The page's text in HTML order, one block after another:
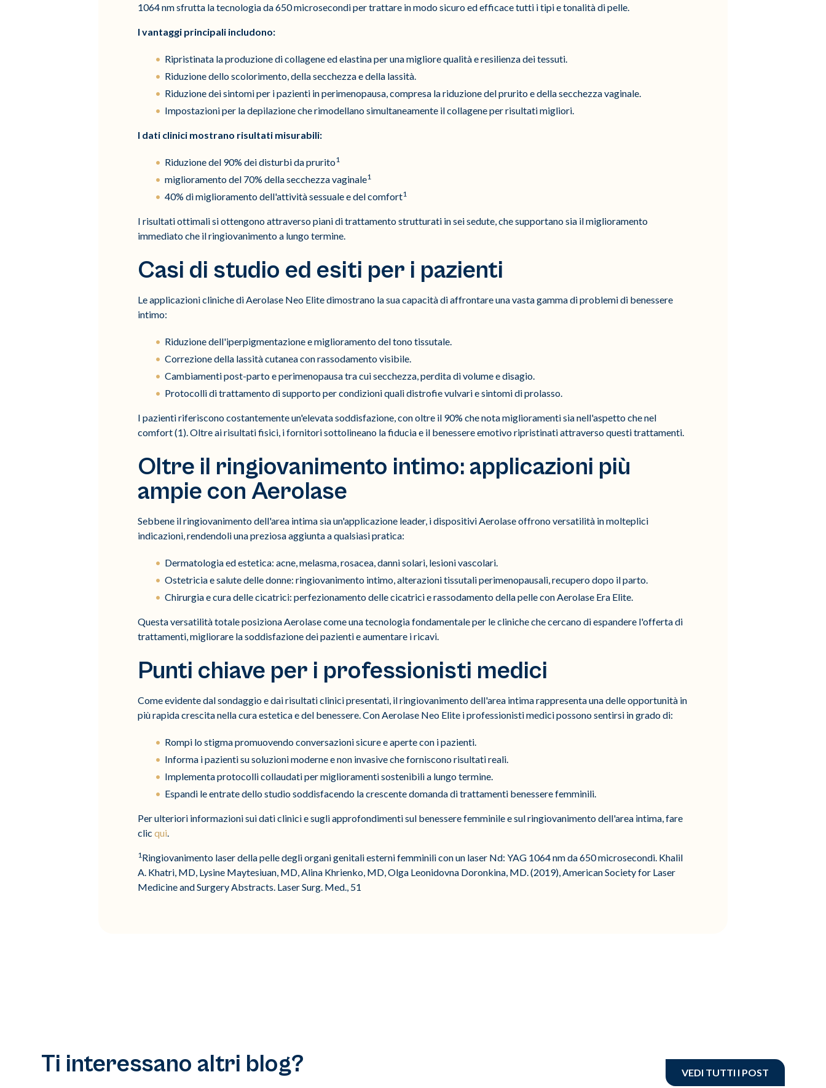
1064 nm sfrutta la tecnologia da 650 microsecondi per trattare in modo sicuro ed efficace tutti i tipi e tonalità di pelle.
I vantaggi principali includono:
Ripristinata la produzione di collagene ed elastina per una migliore qualità e resilienza dei tessuti.
Riduzione dello scolorimento, della secchezza e della lassità.
Riduzione dei sintomi per i pazienti in perimenopausa, compresa la riduzione del prurito e della secchezza vaginale.
Impostazioni per la depilazione che rimodellano simultaneamente il collagene per risultati migliori.
I dati clinici mostrano risultati misurabili:
Riduzione del 90% dei disturbi da prurito1
miglioramento del 70% della secchezza vaginale1
40% di miglioramento dell'attività sessuale e del comfort1
I risultati ottimali si ottengono attraverso piani di trattamento strutturati in sei sedute, che supportano sia il miglioramento
immediato che il ringiovanimento a lungo termine.
Casi di studio ed esiti per i pazienti
Le applicazioni cliniche di Aerolase Neo Elite dimostrano la sua capacità di affrontare una vasta gamma di problemi di benessere
intimo:
Riduzione dell'iperpigmentazione e miglioramento del tono tissutale.
Correzione della lassità cutanea con rassodamento visibile.
Cambiamenti post-parto e perimenopausa tra cui secchezza, perdita di volume e disagio.
Protocolli di trattamento di supporto per condizioni quali distrofie vulvari e sintomi di prolasso.
I pazienti riferiscono costantemente un'elevata soddisfazione, con oltre il 90% che nota miglioramenti sia nell'aspetto che nel
comfort (1). Oltre ai risultati fisici, i fornitori sottolineano la fiducia e il benessere emotivo ripristinati attraverso questi trattamenti.
Oltre il ringiovanimento intimo: applicazioni più
ampie con Aerolase
Sebbene il ringiovanimento dell'area intima sia un'applicazione leader, i dispositivi Aerolase offrono versatilità in molteplici
indicazioni, rendendoli una preziosa aggiunta a qualsiasi pratica:
Dermatologia ed estetica: acne, melasma, rosacea, danni solari, lesioni vascolari.
Ostetricia e salute delle donne: ringiovanimento intimo, alterazioni tissutali perimenopausali, recupero dopo il parto.
Chirurgia e cura delle cicatrici: perfezionamento delle cicatrici e rassodamento della pelle con Aerolase Era Elite.
Questa versatilità totale posiziona Aerolase come una tecnologia fondamentale per le cliniche che cercano di espandere l'offerta di
trattamenti, migliorare la soddisfazione dei pazienti e aumentare i ricavi.
Punti chiave per i professionisti medici
Come evidente dal sondaggio e dai risultati clinici presentati, il ringiovanimento dell'area intima rappresenta una delle opportunità in
più rapida crescita nella cura estetica e del benessere. Con Aerolase Neo Elite i professionisti medici possono sentirsi in grado di:
Rompi lo stigma promuovendo conversazioni sicure e aperte con i pazienti.
Informa i pazienti su soluzioni moderne e non invasive che forniscono risultati reali.
Implementa protocolli collaudati per miglioramenti sostenibili a lungo termine.
Espandi le entrate dello studio soddisfacendo la crescente domanda di trattamenti benessere femminili.
Per ulteriori informazioni sui dati clinici e sugli approfondimenti sul benessere femminile e sul ringiovanimento dell'area intima, fare
clic qui.
1Ringiovanimento laser della pelle degli organi genitali esterni femminili con un laser Nd: YAG 1064 nm da 650 microsecondi. Khalil
A. Khatri, MD, Lysine Maytesiuan, MD, Alina Khrienko, MD, Olga Leonidovna Doronkina, MD. (2019), American Society for Laser
Medicine and Surgery Abstracts. Laser Surg. Med., 51
Ti interessano altri blog? VEDI TUTTI I POST